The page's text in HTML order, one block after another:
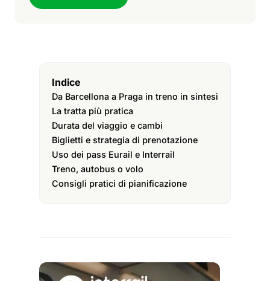
Indice
Da Barcellona a Praga in treno in sintesi
La tratta più pratica
Durata del viaggio e cambi
Biglietti e strategia di prenotazione
Uso dei pass Eurail e Interrail
Treno, autobus o volo
Consigli pratici di pianificazione